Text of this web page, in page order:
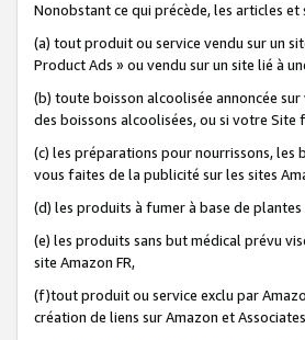
Nonobstant ce qui précède, les articles
(a) tout produit ou service vendu sur un
Product Ads » ou vendu sur un site lié à
(b) toute boisson alcoolisée annoncée
des boissons alcoolisées, ou si votre
(c) les préparations pour nourrissons, les
vous faites de la publicité sur les sites
(d) les produits à fumer à base de
(e) les produits sans but médical prévu
site Amazon FR,
(f)tout produit ou service exclu par
création de liens sur Amazon et